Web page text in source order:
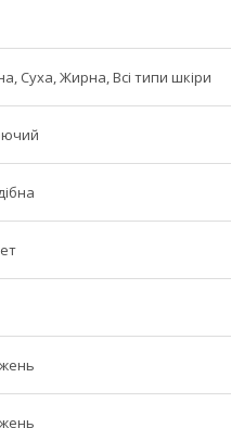
Суха, Жирна, Всі типи шкіри